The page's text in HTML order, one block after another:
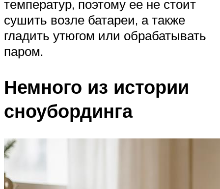
температур, поэтому ее не стоит
сушить возле батареи, а также
гладить утюгом или обрабатывать
паром.
Немного из истории
сноубординга